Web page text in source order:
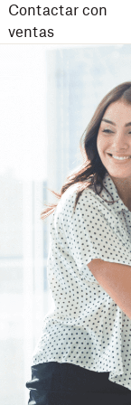
Contactar con
ventas